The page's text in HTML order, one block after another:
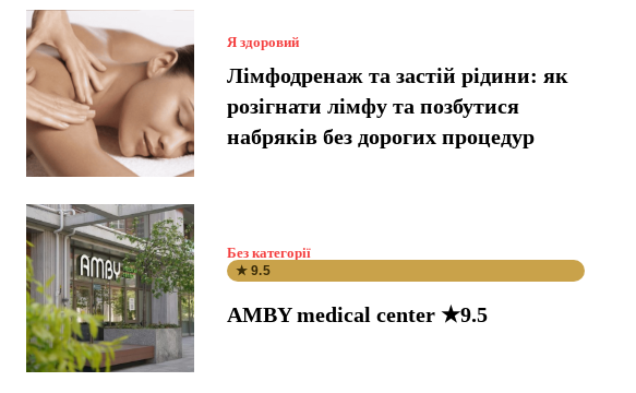
Я здоровий
Лімфодренаж та застій рідини: як
розігнати лімфу та позбутися
набряків без дорогих процедур
Без категорії
★ 9.5
AMBY medical center ★9.5